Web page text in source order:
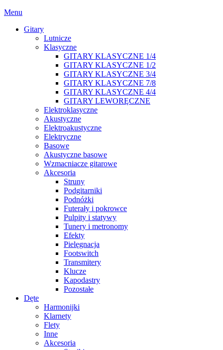
Menu
Gitary
Lutnicze
Klasyczne
GITARY KLASYCZNE 1/4
GITARY KLASYCZNE 1/2
GITARY KLASYCZNE 3/4
GITARY KLASYCZNE 7/8
GITARY KLASYCZNE 4/4
GITARY LEWORĘCZNE
Elektroklasyczne
Akustyczne
Elektroakustyczne
Elektryczne
Basowe
Akustyczne basowe
Wzmacniacze gitarowe
Akcesoria
Struny
Podgitarniki
Podnóżki
Futerały i pokrowce
Pulpity i statywy
Tunery i metronomy
Efekty
Pielęgnacja
Footswitch
Transmitery
Klucze
Kapodastry
Pozostałe
Dęte
Harmonijki
Klarnety
Flety
Inne
Akcesoria